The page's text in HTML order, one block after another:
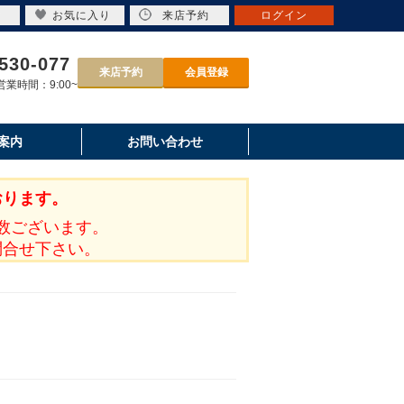
077
時間：9:00~
来店予約 会員登録
内 お問い合わせ
ます。
ざいます。
せ下さい。
お気に入り 来店予約 ログイン